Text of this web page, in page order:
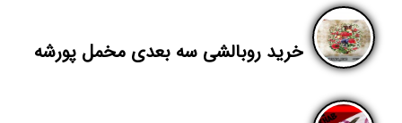
خرید روبالشی سه بعدی مخمل پورشه